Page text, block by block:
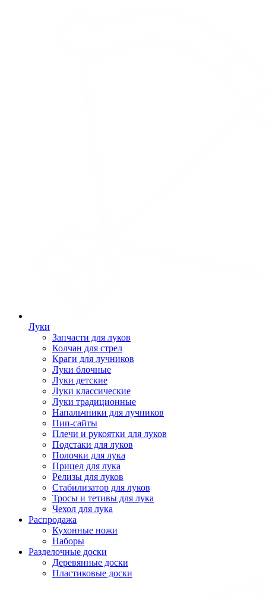
Луки
Запчасти для луков
Колчан для стрел
Краги для лучников
Луки блочные
Луки детские
Луки классические
Луки традиционные
Напальчники для лучников
Пип-сайты
Плечи и рукоятки для луков
Подстаки для луков
Полочки для лука
Прицел для лука
Релизы для луков
Стабилизатор для луков
Тросы и тетивы для лука
Чехол для лука
Распродажа
Кухонные ножи
Наборы
Разделочные доски
Деревянные доски
Пластиковые доски